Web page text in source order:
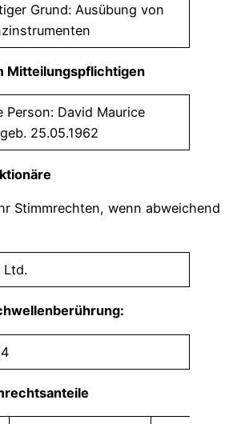
Grund: Ausübung von
Mitteilungspflichtigen
Person: David Maurice
25.05.1962
Stimmrechten, wenn abweichend
Ltd.